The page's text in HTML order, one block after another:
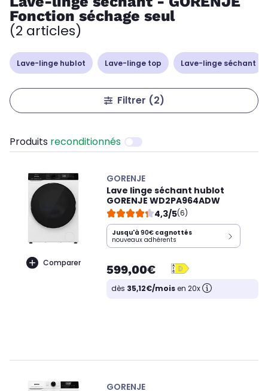
Fonction séchage seul
(2 articles)
Lave-linge hublot Lave-linge top Lave-linge séchant
Filtrer (2)
Produits reconditionnés
Comparer
GORENJE
Lave linge séchant hublot
GORENJE WD2PA964ADW
4,3/5(6)
Jusqu'à 90€ cagnottés
nouveaux adhérents
599,00€
dès 35,12€/moisen 20x
GORENJE